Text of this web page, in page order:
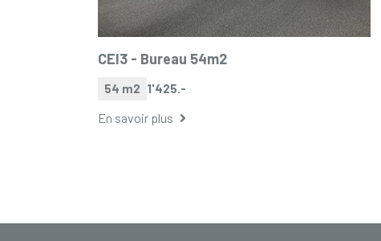
CEI3 - Bureau 54m2
54 m2 1'425.-
En savoir plus